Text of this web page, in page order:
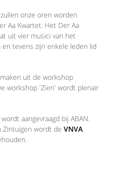
onze oren worden
Aa Kwartet. Het Der Aa
uit vier musici van het
tevens zijn enkele leden lid
uit de workshop
workshop 'Zien' wordt plenair
aangevraagd bij ABAN.
Zintuigen wordt de VNVA